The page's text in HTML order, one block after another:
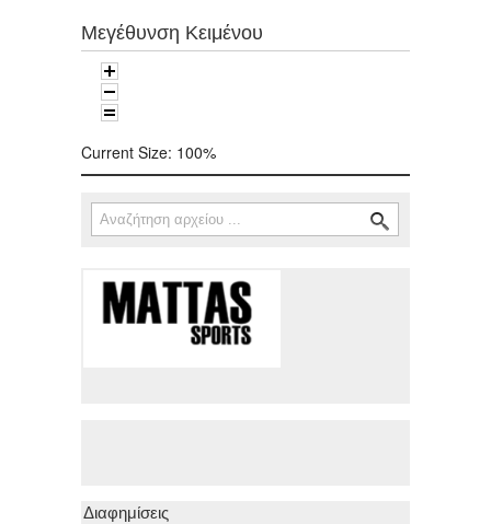
Μεγέθυνση Κειμένου
Current Size: 100%
Φόρμα αναζήτησης
Αναζήτηση
Διαφημίσεις